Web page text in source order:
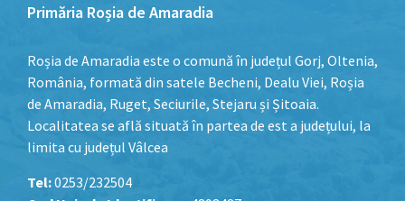
Primăria Roșia de Amaradia
Roșia de Amaradia este o comună în județul Gorj, Oltenia,
România, formată din satele Becheni, Dealu Viei, Roșia
de Amaradia, Ruget, Seciurile, Stejaru și Șitoaia.
Localitatea se află situată în partea de est a județului, la
limita cu județul Vâlcea
Tel:0253/232504